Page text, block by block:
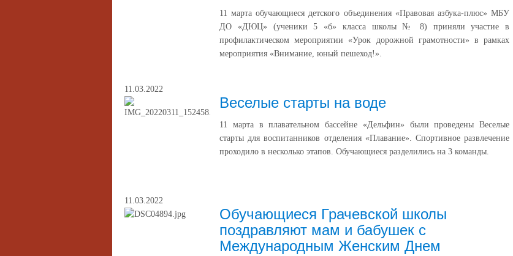
11 марта обучающиеся детского объединения «Правовая азбука-плюс» МБУ
ДО «ДЮЦ» (ученики 5 «б» класса школы № 8) приняли участие в
профилактическом мероприятии «Урок дорожной грамотности» в рамках
мероприятия «Внимание, юный пешеход!».
11.03.2022
Веселые старты на воде
11 марта в плавательном бассейне «Дельфин» были проведены Веселые
старты для воспитанников отделения «Плавание». Спортивное развлечение
проходило в несколько этапов. Обучающиеся разделились на 3 команды.
11.03.2022
Обучающиеся Грачевской школы
поздравляют мам и бабушек с
Международным Женским Днем